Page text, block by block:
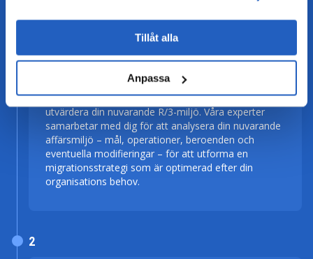
Tillåt alla
Anpassa
Estimering och planering
Innan själva migreringen från SAP R/3 till SAP
S/4HANA påbörjas är det viktigt att noggrant
utvärdera din nuvarande R/3-miljö. Våra experter
samarbetar med dig för att analysera din nuvarande
affärsmiljö – mål, operationer, beroenden och
eventuella modifieringar – för att utforma en
migrationsstrategi som är optimerad efter din
organisations behov.
1
2